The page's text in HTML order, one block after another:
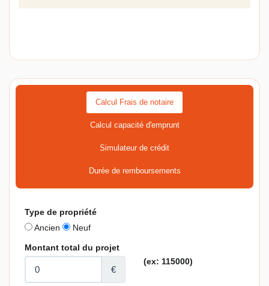
Calcul Frais de notaire
Calcul capacité d'emprunt
Simulateur de crédit
Durée de remboursements